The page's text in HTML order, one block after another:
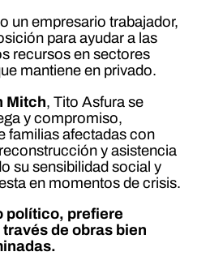
un empresario trabajador,
para ayudar a las
recursos en sectores
mantiene en privado.
Mitch, Tito Asfura se
y compromiso,
familias afectadas con
y asistencia
su sensibilidad social y
en momentos de crisis.
político, prefiere
de obras bien